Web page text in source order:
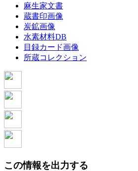
麻生家文書
蔵書印画像
炭鉱画像
水素材料DB
目録カード画像
所蔵コレクション
この情報を出力する